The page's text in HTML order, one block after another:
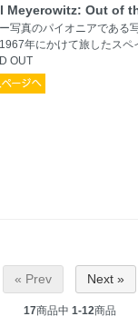
Meyerowitz: Out of
写真のパイオニアである
年にかけて旅したス
OUT
« Prev Next »
17商品中 1-12商品